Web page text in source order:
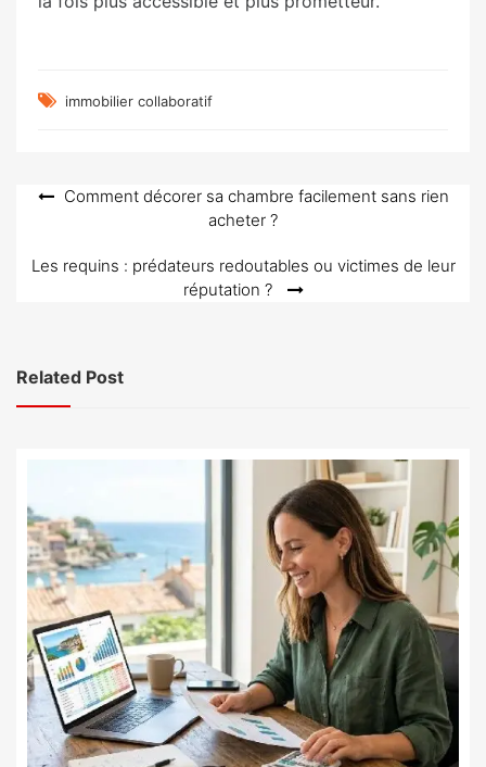
immobilier collaboratif
Navigation
l’article
Comment décorer sa chambre facilement sans rien
acheter ?
Les requins : prédateurs redoutables ou victimes de leur
réputation ?
Related Post